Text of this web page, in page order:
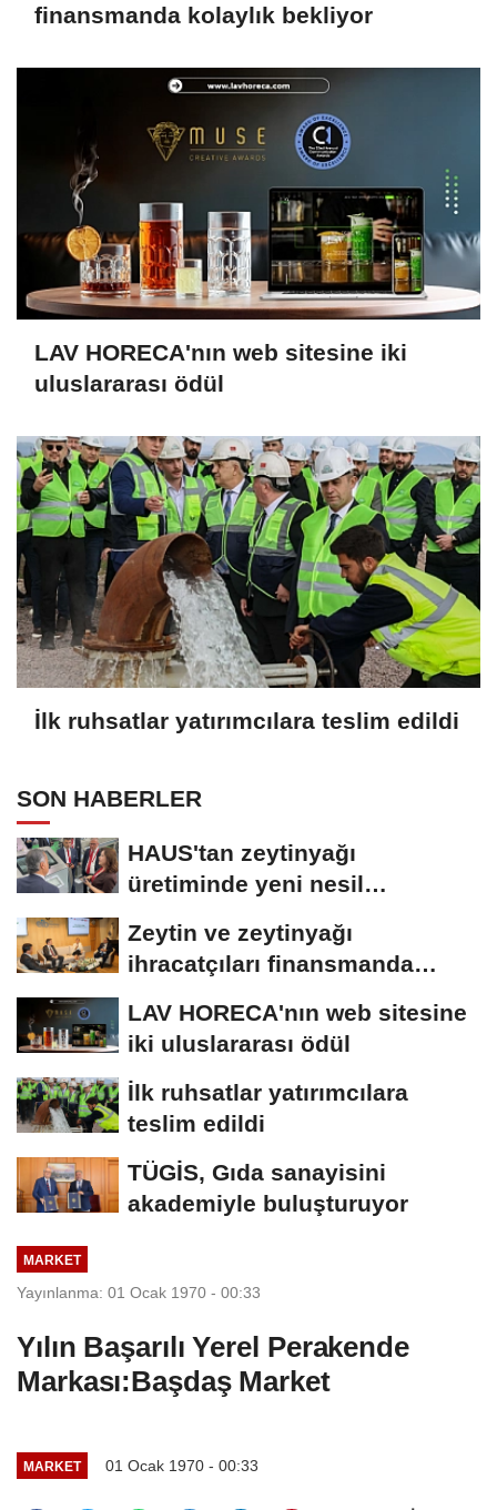
finansmanda kolaylık bekliyor
LAV HORECA'nın web sitesine iki
uluslararası ödül
İlk ruhsatlar yatırımcılara teslim edildi
SON HABERLER
HAUS'tan zeytinyağı
üretiminde yeni nesil
Zeytin ve zeytinyağı
ihracatçıları finansmanda
LAV HORECA'nın web sitesine
iki uluslararası ödül
İlk ruhsatlar yatırımcılara
teslim edildi
TÜGİS, Gıda sanayisini
akademiyle buluşturuyor
MARKET
Yayınlanma: 01 Ocak 1970 - 00:33
Yılın Başarılı Yerel Perakende
Markası:Başdaş Market
MARKET 01 Ocak 1970 - 00:33